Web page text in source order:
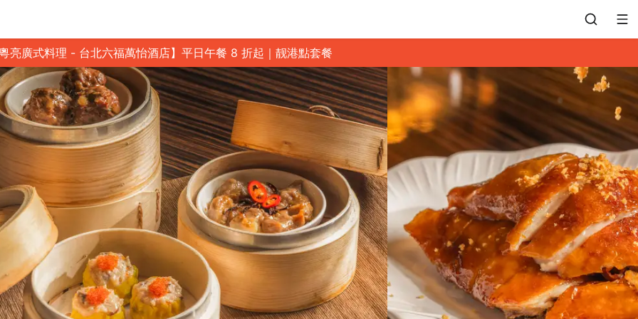
訂位紀錄
餐廳客服
常見問題
EZTABLE 禮物卡
餐廳合作
亮廣式料理 - 台北六福萬怡酒店】平日午餐 8 折起｜靓港點套餐